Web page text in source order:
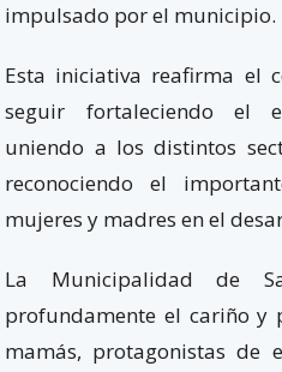
impulsado por el municipio.
Esta iniciativa reafirma el
seguir fortaleciendo el
uniendo a los distintos
reconociendo el
mujeres y madres en el
La Municipalidad de
profundamente el cariño y
mamás, protagonistas de